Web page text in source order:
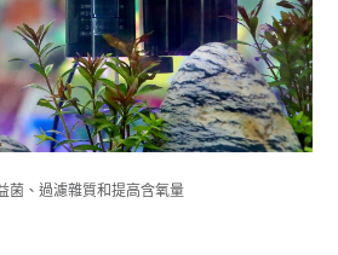
菌、過濾雜質和提高含氧量